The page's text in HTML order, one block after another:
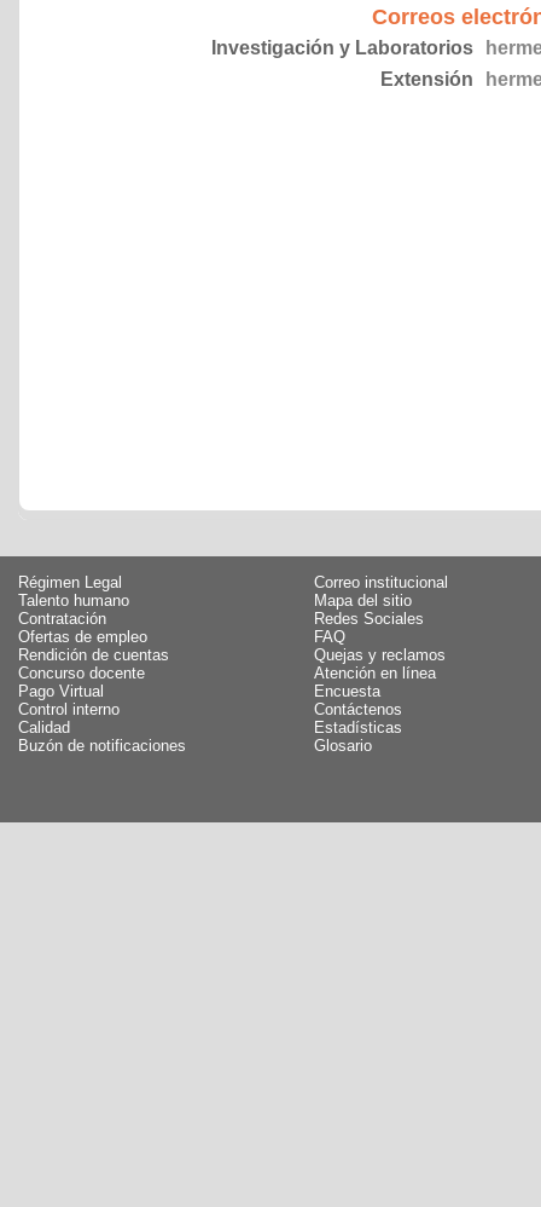
Correos
Investigación y Laboratorios
Extensión
Régimen Legal
Talento humano
Contratación
Ofertas de empleo
Rendición de cuentas
Concurso docente
Pago Virtual
Control interno
Calidad
Buzón de notificaciones
Correo institucional
Mapa del sitio
Redes Sociales
FAQ
Quejas y reclamos
Atención en línea
Encuesta
Contáctenos
Estadísticas
Glosario